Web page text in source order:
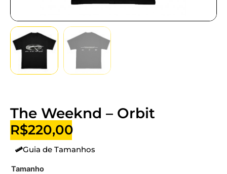
The Weeknd – Orbit
R$220,00
Guia de Tamanhos
Tamanho